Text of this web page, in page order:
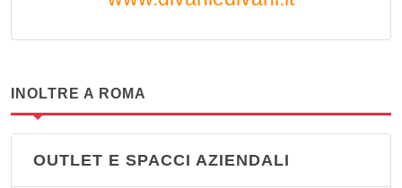
INOLTRE A ROMA
OUTLET E SPACCI AZIENDALI